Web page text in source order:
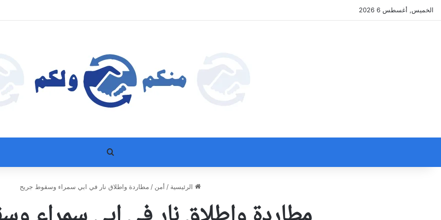
الخميس, أغسطس 6 2026
بحث عن
الرئيسية / أمن / مطاردة واطلاق نار في ابي سمراء وسقوط جريح